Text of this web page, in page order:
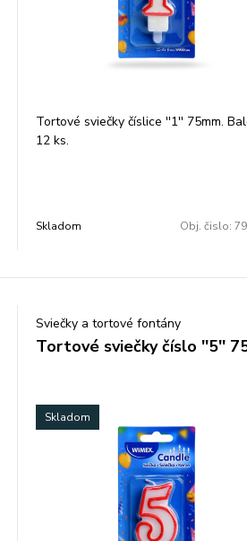
Tortové sviečky číslice ''1'' 75mm.
12 ks.
Skladom Obj. čislo:
Sviečky a tortové fontány
Tortové sviečky číslo ''5''
Skladom